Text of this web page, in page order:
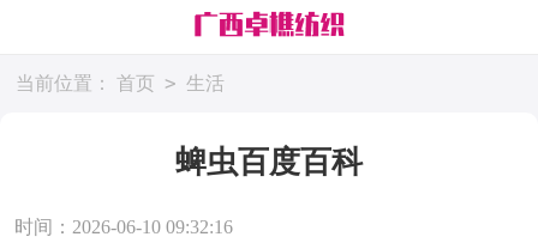
当前位置： 首页 > 生活
蜱虫百度百科
时间：2026-06-10 09:32:16